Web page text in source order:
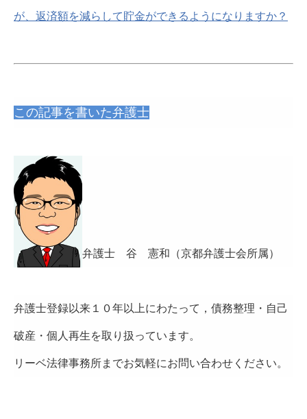
が、返済額を減らして貯金ができるようになりますか？
この記事を書いた弁護士
弁護士 谷 憲和（京都弁護士会所属）
弁護士登録以来１０年以上にわたって，債務整理・自己
破産・個人再生を取り扱っています。
リーベ法律事務所までお気軽にお問い合わせください。